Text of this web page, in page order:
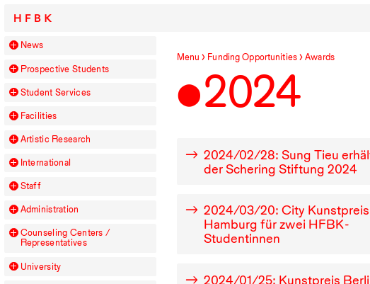
HFBK
News
Prospective Students
Student Services
Facilities
Artistic Research
International
Staff
Administration
Counseling Centers /
Representatives
University
Menu Funding Opportunities Awards
2024
2024/02/28: Sung Tieu
der Schering Stiftung 2024
2024/03/20: City Kunstpreis
Hamburg für zwei HFBK-
Studentinnen
2024/01/25: Kunstpreis